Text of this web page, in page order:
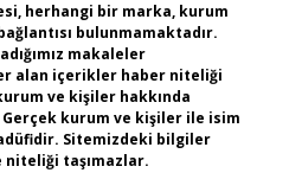
herhangi bir marka, kurum
bulunmamaktadır.
makaleler
alan içerikler haber niteliği
ve kişiler hakkında
Gerçek kurum ve kişiler ile isim
Sitemizdeki bilgiler
taşımazlar.